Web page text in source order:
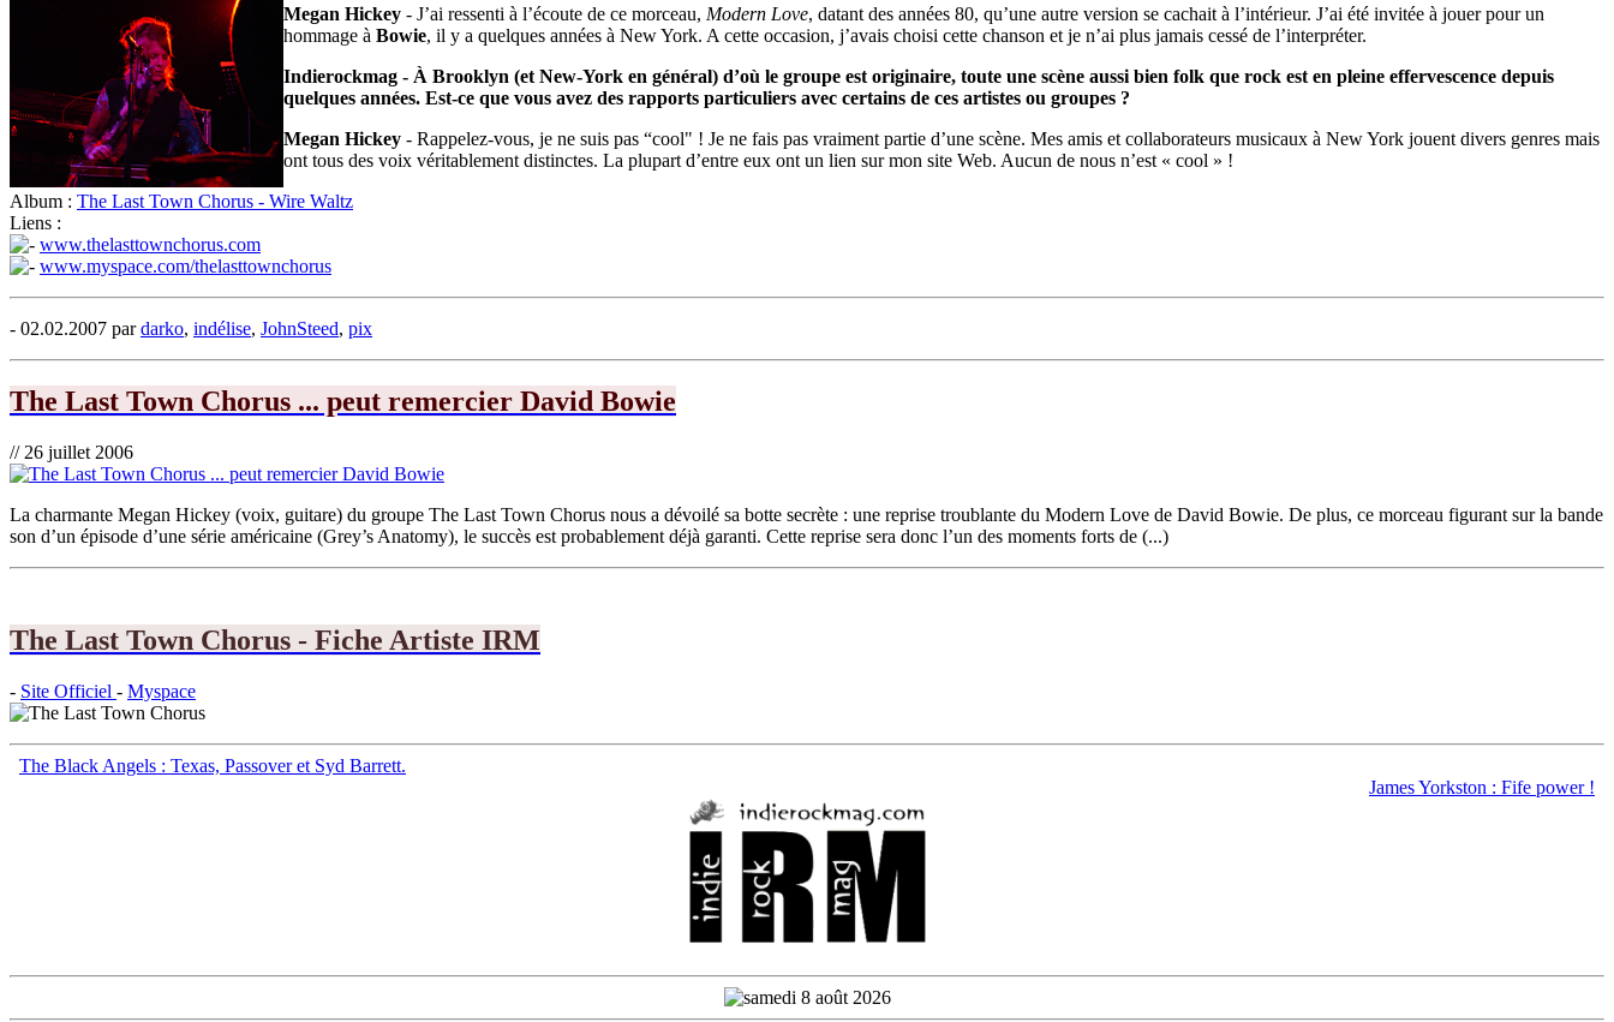
Megan Hickey - J’ai ressenti à l’écoute de ce morceau, Modern Love, datant des années 80, qu’une autre version se cachait à l’intérieur. J’ai été invitée à jouer pour un
hommage à Bowie, il y a quelques années à New York. A cette occasion, j’avais choisi cette chanson et je n’ai plus jamais cessé de l’interpréter.
Indierockmag - À Brooklyn (et New-York en général) d’où le groupe est originaire, toute une scène aussi bien folk que rock est en pleine effervescence depuis
quelques années. Est-ce que vous avez des rapports particuliers avec certains de ces artistes ou groupes ?
Megan Hickey - Rappelez-vous, je ne suis pas “cool" ! Je ne fais pas vraiment partie d’une scène. Mes amis et collaborateurs musicaux à New York jouent divers genres mais
ont tous des voix véritablement distinctes. La plupart d’entre eux ont un lien sur mon site Web. Aucun de nous n’est « cool » !
Album : The Last Town Chorus - Wire Waltz
Liens :
www.thelasttownchorus.com
www.myspace.com/thelasttownchorus
- 02.02.2007 pardarko, indélise, JohnSteed, pix
The Last Town Chorus ... peut remercier David Bowie
// 26 juillet 2006
La charmante Megan Hickey (voix, guitare) du groupe The Last Town Chorus nous a dévoilé sa botte secrète : une reprise troublante du Modern Love de David Bowie. De plus, ce morceau figurant sur la bande
son d’un épisode d’une série américaine (Grey’s Anatomy), le succès est probablement déjà garanti. Cette reprise sera donc l’un des moments forts de (...)
The Last Town Chorus - Fiche Artiste IRM
- Site Officiel - Myspace
The Black Angels : Texas, Passover et Syd Barrett.
James Yorkston : Fife power !